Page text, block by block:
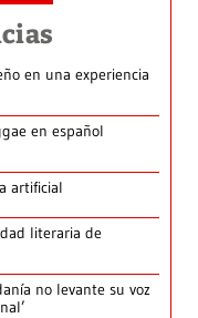
en una experiencia
en español
artificial
literaria de
no levante su voz